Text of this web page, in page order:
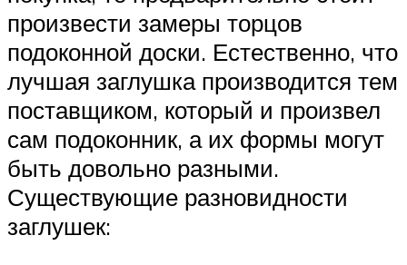
произвести замеры торцов
подоконной доски. Естественно, что
лучшая заглушка производится тем
поставщиком, который и произвел
сам подоконник, а их формы могут
быть довольно разными.
Существующие разновидности
заглушек: